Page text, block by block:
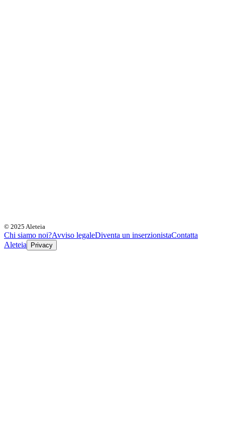
© 2025 Aleteia
Chi siamo noi?Avviso legaleDiventa un inserzionistaContatta
Aleteia
Privacy